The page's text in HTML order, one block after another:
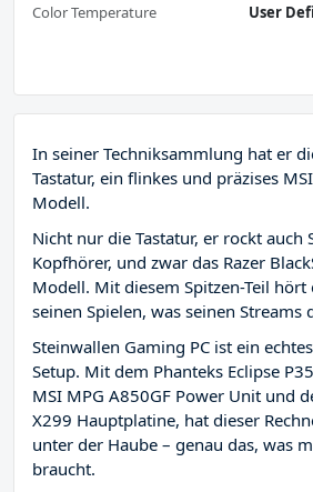
Color Temperature
User
In seiner Techniksammlung hat er
Tastatur, ein flinkes und präzises
Modell.
Nicht nur die Tastatur, er rockt auch
Kopfhörer, und zwar das Razer
Modell. Mit diesem Spitzen-Teil hört
seinen Spielen, was seinen Streams
Steinwallen Gaming PC ist ein
Setup. Mit dem Phanteks Eclipse
MSI MPG A850GF Power Unit und
X299 Hauptplatine, hat dieser
unter der Haube – genau das, was
braucht.